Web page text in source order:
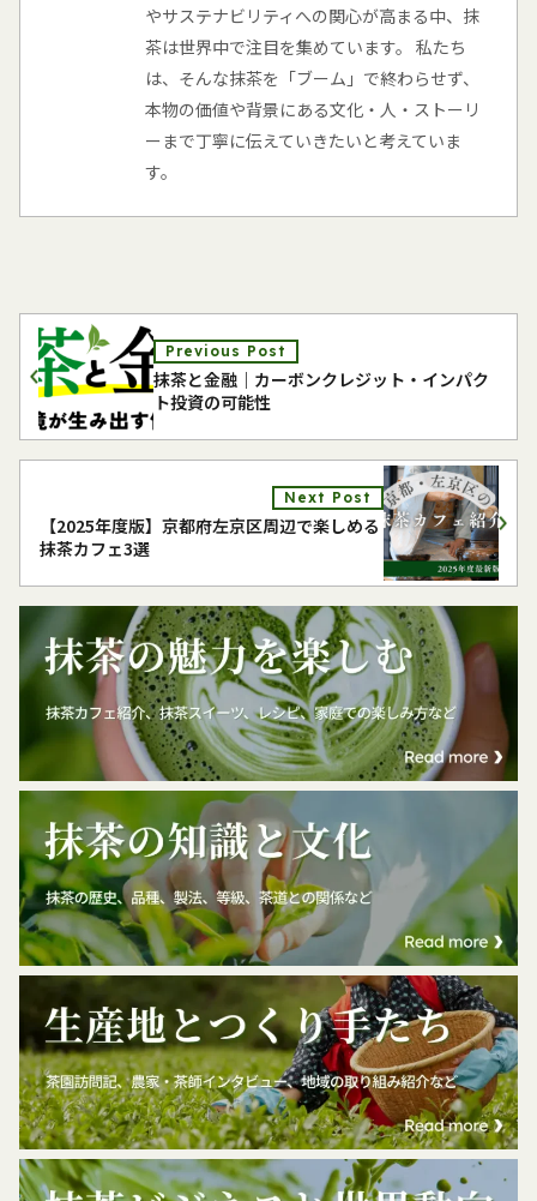
やサステナビリティへの関心が高まる中、抹
茶は世界中で注目を集めています。 私たち
は、そんな抹茶を「ブーム」で終わらせず、
本物の価値や背景にある文化・人・ストーリ
ーまで丁寧に伝えていきたいと考えていま
す。
Previous Post
抹茶と金融｜カーボンクレジット・インパク
ト投資の可能性
Next Post
【2025年度版】京都府左京区周辺で楽しめる
抹茶カフェ3選